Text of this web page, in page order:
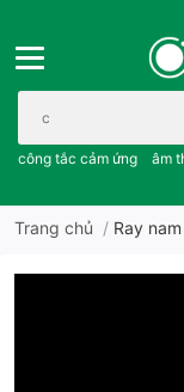
Bạn cần tìm gì..;
công tắc cảm ứng âm
Trang chủ / Ray